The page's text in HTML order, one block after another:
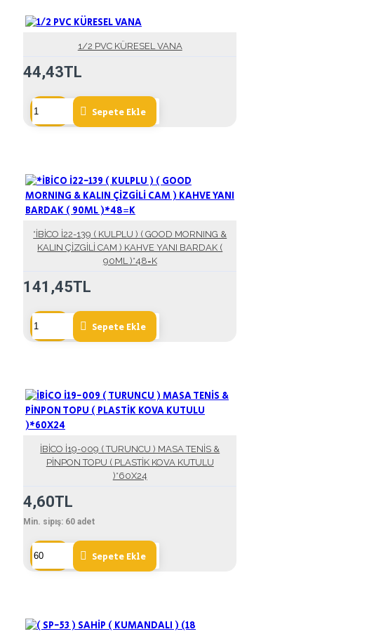
1/2 PVC KÜRESEL VANA
44,43TL
Sepete Ekle
*İBİCO İ22-139 ( KULPLU ) ( GOOD MORNING &
KALIN ÇİZGİLİ CAM ) KAHVE YANI BARDAK (
90ML )*48=K
141,45TL
Sepete Ekle
İBİCO İ19-009 ( TURUNCU ) MASA TENİS &
PİNPON TOPU ( PLASTİK KOVA KUTULU
)*60X24
4,60TL
Min. sipış: 60 adet
Sepete Ekle